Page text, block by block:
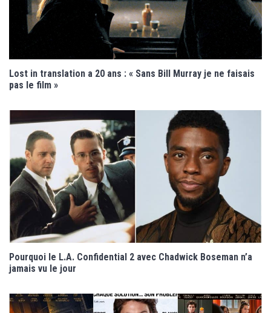
Lost in translation a 20 ans : « Sans Bill Murray je ne faisais
pas le film »
Pourquoi le L.A. Confidential 2 avec Chadwick Boseman n’a
jamais vu le jour